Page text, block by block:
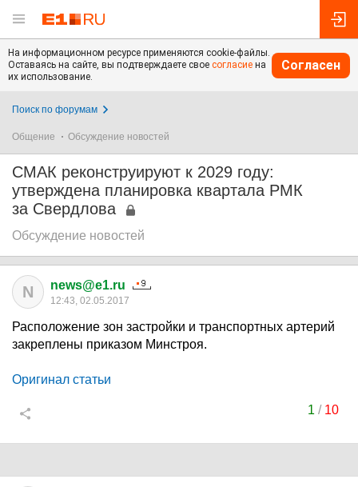
На информационном ресурсе применяются cookie-файлы.
Оставаясь на сайте, вы подтверждаете свое согласие на
их использование.
Согласен
Поиск по форумам
Общение Обсуждение новостей
СМАК реконструируют к 2029 году:
утверждена планировка квартала РМК
за Свердлова
Обсуждение новостей
N news@e1.ru
12:43, 02.05.2017
Расположение зон застройки и транспортных артерий
закреплены приказом Минстроя.
Оригинал статьи
1 / 10